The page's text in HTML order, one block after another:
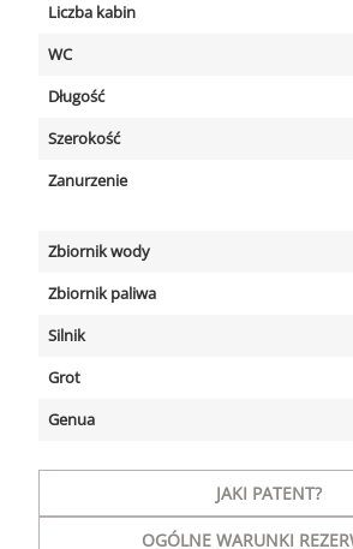
Liczba kabin
WC
Długość
Szerokość
Zanurzenie
Zbiornik wody
Zbiornik paliwa
Silnik
Grot
Genua
JAKI PATENT?
OGÓLNE WARUNKI